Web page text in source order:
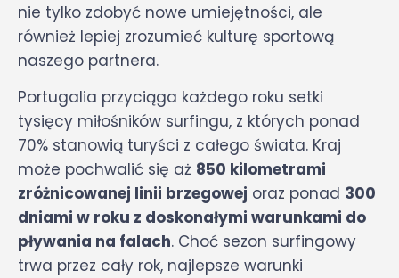
nie tylko zdobyć nowe umiejętności, ale
również lepiej zrozumieć kulturę sportową
naszego partnera.
Portugalia przyciąga każdego roku setki
tysięcy miłośników surfingu, z których ponad
70% stanowią turyści z całego świata. Kraj
może pochwalić się aż 850 kilometrami
zróżnicowanej linii brzegowej oraz ponad 300
dniami w roku z doskonałymi warunkami do
pływania na falach. Choć sezon surfingowy
trwa przez cały rok, najlepsze warunki